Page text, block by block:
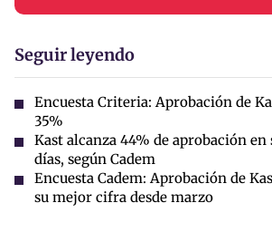
Seguir leyendo
Encuesta Criteria: Aprobación de
35%
Kast alcanza 44% de aprobación en
días, según Cadem
Encuesta Cadem: Aprobación de
su mejor cifra desde marzo